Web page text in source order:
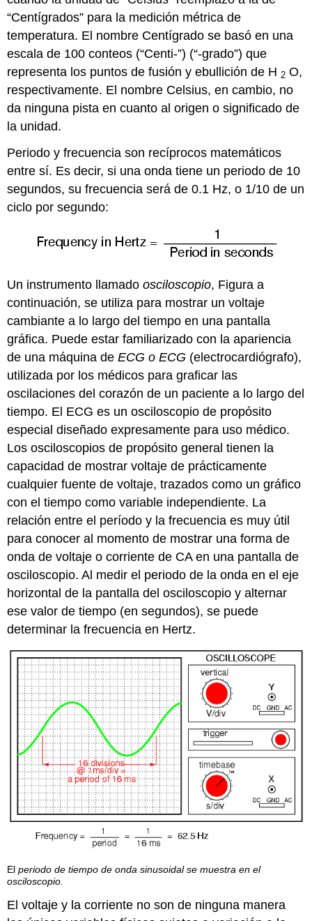
“Centígrados” para la medición métrica de
temperatura. El nombre Centígrado se basó en una
escala de 100 conteos (“Centi-”) (“-grado”) que
representa los puntos de fusión y ebullición de H 2 O,
respectivamente. El nombre Celsius, en cambio, no
da ninguna pista en cuanto al origen o significado de
la unidad.
Periodo y frecuencia son recíprocos matemáticos
entre sí. Es decir, si una onda tiene un periodo de 10
segundos, su frecuencia será de 0.1 Hz, o 1/10 de un
ciclo por segundo:
Un instrumento llamadoosciloscopio, Figura a
continuación, se utiliza para mostrar un voltaje
cambiante a lo largo del tiempo en una pantalla
gráfica. Puede estar familiarizado con la apariencia
de una máquina deECG oECG (electrocardiógrafo),
utilizada por los médicos para graficar las
oscilaciones del corazón de un paciente a lo largo del
tiempo. El ECG es un osciloscopio de propósito
especial diseñado expresamente para uso médico.
Los osciloscopios de propósito general tienen la
capacidad de mostrar voltaje de prácticamente
cualquier fuente de voltaje, trazados como un gráfico
con el tiempo como variable independiente. La
relación entre el período y la frecuencia es muy útil
para conocer al momento de mostrar una forma de
onda de voltaje o corriente de CA en una pantalla de
osciloscopio. Al medir el periodo de la onda en el eje
horizontal de la pantalla del osciloscopio y alternar
ese valor de tiempo (en segundos), se puede
determinar la frecuencia en Hertz.
Elperiodo de tiempo de onda sinusoidal se muestra en el
osciloscopio.
El voltaje y la corriente no son de ninguna manera